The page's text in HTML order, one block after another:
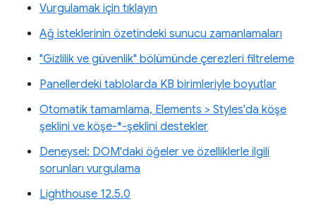
Vurgulamak için tıklayın
Ağ isteklerinin özetindeki sunucu zamanlamaları
"Gizlilik ve güvenlik" bölümünde çerezleri filtreleme
Panellerdeki tablolarda KB birimleriyle boyutlar
Otomatik tamamlama, Elements > Styles'da köşe
şeklini ve köşe-*-şeklini destekler
Deneysel: DOM'daki öğeler ve özelliklerle ilgili
sorunları vurgulama
Lighthouse 12.5.0